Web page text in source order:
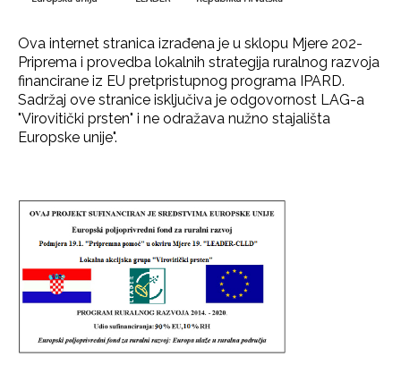
Ova internet stranica izrađena je u sklopu Mjere 202-
Priprema i provedba lokalnih strategija ruralnog razvoja
financirane iz EU pretpristupnog programa IPARD.
Sadržaj ove stranice isključiva je odgovornost LAG-a
"Virovitički prsten" i ne odražava nužno stajališta
Europske unije".